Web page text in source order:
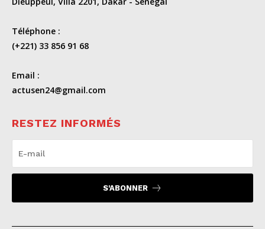
Téléphone :
(+221) 33 856 91 68
Email :
actusen24@gmail.com
RESTEZ INFORMÉS
S'ABONNER